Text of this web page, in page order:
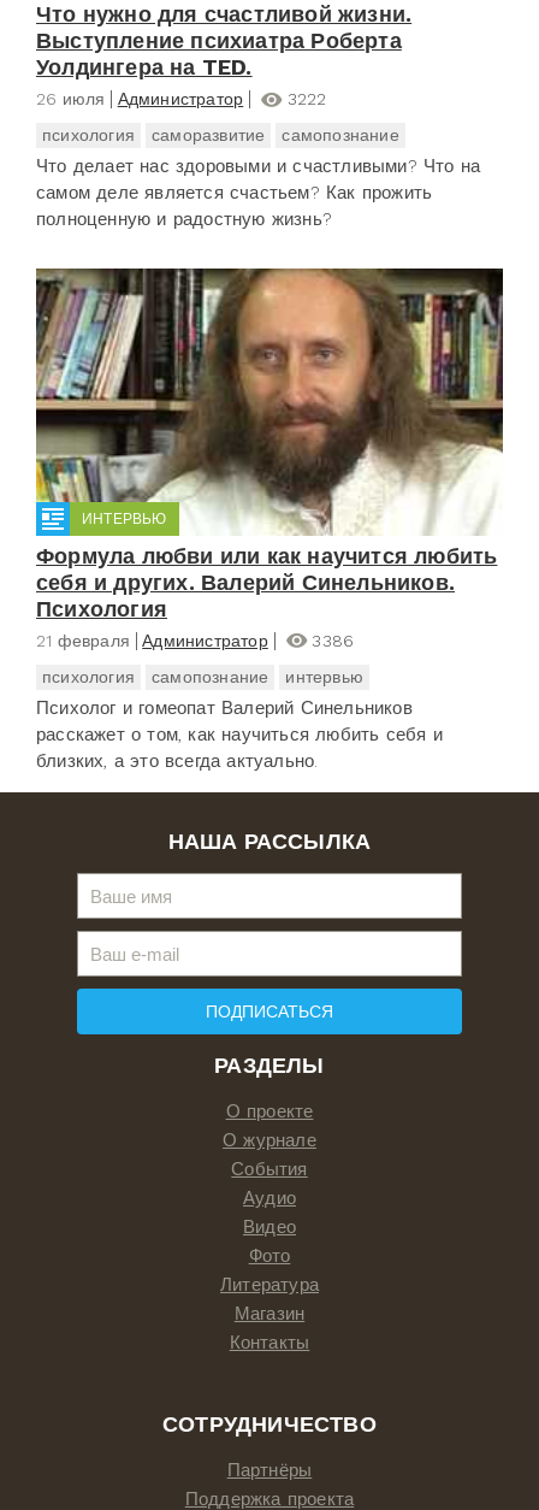
Что нужно для счастливой жизни.
Выступление психиатра Роберта
Уолдингера на TED.
26 июля Администратор
3222
психология
саморазвитие самопознание
Что делает нас здоровыми и счастливыми? Что на
самом деле является счастьем? Как прожить
полноценную и радостную жизнь?
ИНТЕРВЬЮ
Формула любви или как научится любить
себя и других. Валерий Синельников.
Психология
21 февраля Администратор
3386
психология
самопознание интервью
Психолог и гомеопат Валерий Синельников
расскажет о том, как научиться любить себя и
близких, а это всегда актуально.
РАЗДЕЛЫ
О проекте
О журнале
События
Аудио
Видео
Фото
Литература
Магазин
Контакты
СОТРУДНИЧЕСТВО
Партнёры
Поддержка проекта
НАША РАССЫЛКА
ПОДПИСАТЬСЯ